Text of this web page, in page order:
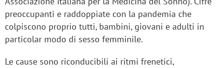
preoccupanti e raddoppiate con la pandemia che
colpiscono proprio tutti, bambini, giovani e adulti in
particolar modo di sesso femminile.
Le cause sono riconducibili ai ritmi frenetici,